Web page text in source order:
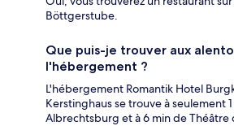
Böttgerstube.
Que puis-je trouver aux
l'hébergement ?
L'hébergement Romantik Hotel
Kerstinghaus se trouve à seulement
Albrechtsburg et à 6 min de Théâtre